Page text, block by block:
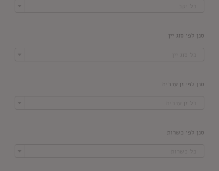
סנן לפי סוג יין
סנן לפי זן ענבים
סנן לפי כשרות